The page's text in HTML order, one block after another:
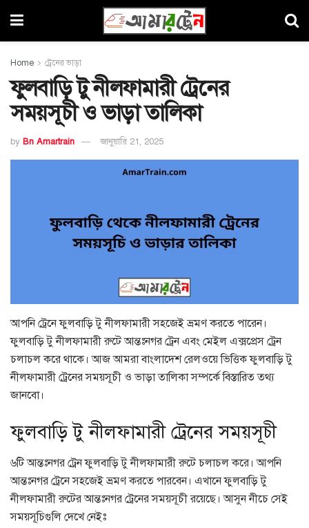
Home ট্রেনের ভাড়া
ফুলবাড়ি টু নীলফামারী ট্রেনের
সময়সূচী ও ভাড়া তালিকা
by Bn Amartrain জানুয়ারি 21, 2025
আপনি ট্রেনে ফুলবাড়ি টু নীলফামারী সহজেই ভ্রমণ করতে পারেন।
ফুলবাড়ি টু নীলফামারী রুটে আন্তঃনগর ট্রেন এবং মেইল এক্সপ্রেস ট্রেন
চলাচল করে থাকে। আজ আমরা বাংলাদেশ রেলওয়ে ভিত্তিক ফুলবাড়ি টু
নীলফামারী ট্রেনের সময়সূচী ও ভাড়া তালিকা সম্পর্কে বিস্তারিত তথ্য
জানবো।
ফুলবাড়ি টু নীলফামারী ট্রেনের সময়সূচী
৬টি আন্তঃনগর ট্রেন ফুলবাড়ি টু নীলফামারী রুটে চলাচল করে। আপনি
আন্তঃনগর ট্রেনে সহজেই ভ্রমণ করতে পারবেন। এখানে ফুলবাড়ি টু
নীলফামারী রুটের আন্তঃনগর ট্রেনের সময়সূচী রয়েছে। আসুন নীচে সেই
সময়সূচিগুলি দেখে নেইঃ